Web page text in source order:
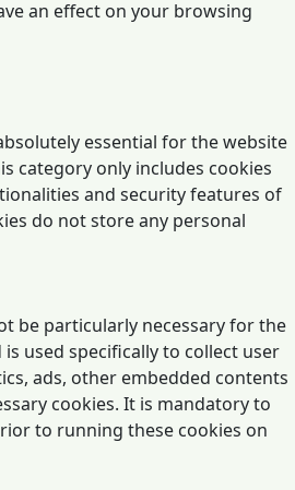
an effect on your browsing
essential for the website
category only includes cookies
and security features of
do not store any personal
be particularly necessary for the
used specifically to collect user
ads, other embedded contents
cookies. It is mandatory to
to running these cookies on